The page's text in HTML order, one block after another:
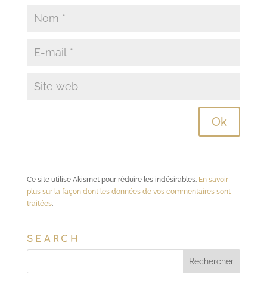
Ce site utilise Akismet pour réduire les indésirables. En savoir
plus sur la façon dont les données de vos commentaires sont
traitées.
SEARCH